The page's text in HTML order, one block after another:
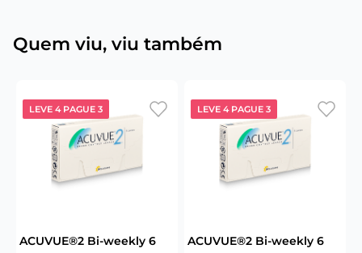
Quem viu, viu também
LEVE 4 PAGUE 3
ACUVUE®2 Bi-weekly 6
LEVE 4 PAGUE 3
ACUVUE®2 Bi-weekly 6